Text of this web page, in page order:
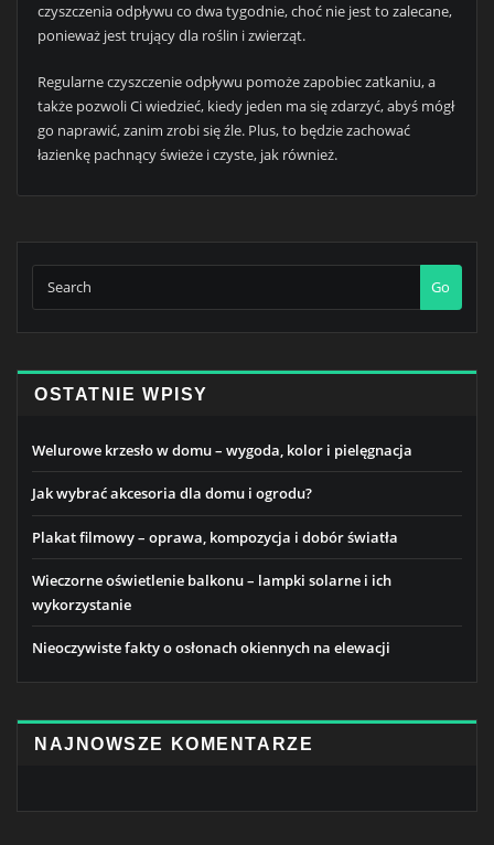
czyszczenia odpływu co dwa tygodnie, choć nie jest to zalecane,
ponieważ jest trujący dla roślin i zwierząt.
Regularne czyszczenie odpływu pomoże zapobiec zatkaniu, a
także pozwoli Ci wiedzieć, kiedy jeden ma się zdarzyć, abyś mógł
go naprawić, zanim zrobi się źle. Plus, to będzie zachować
łazienkę pachnący świeże i czyste, jak również.
Go
OSTATNIE WPISY
Welurowe krzesło w domu – wygoda, kolor i pielęgnacja
Jak wybrać akcesoria dla domu i ogrodu?
Plakat filmowy – oprawa, kompozycja i dobór światła
Wieczorne oświetlenie balkonu – lampki solarne i ich
wykorzystanie
Nieoczywiste fakty o osłonach okiennych na elewacji
NAJNOWSZE KOMENTARZE